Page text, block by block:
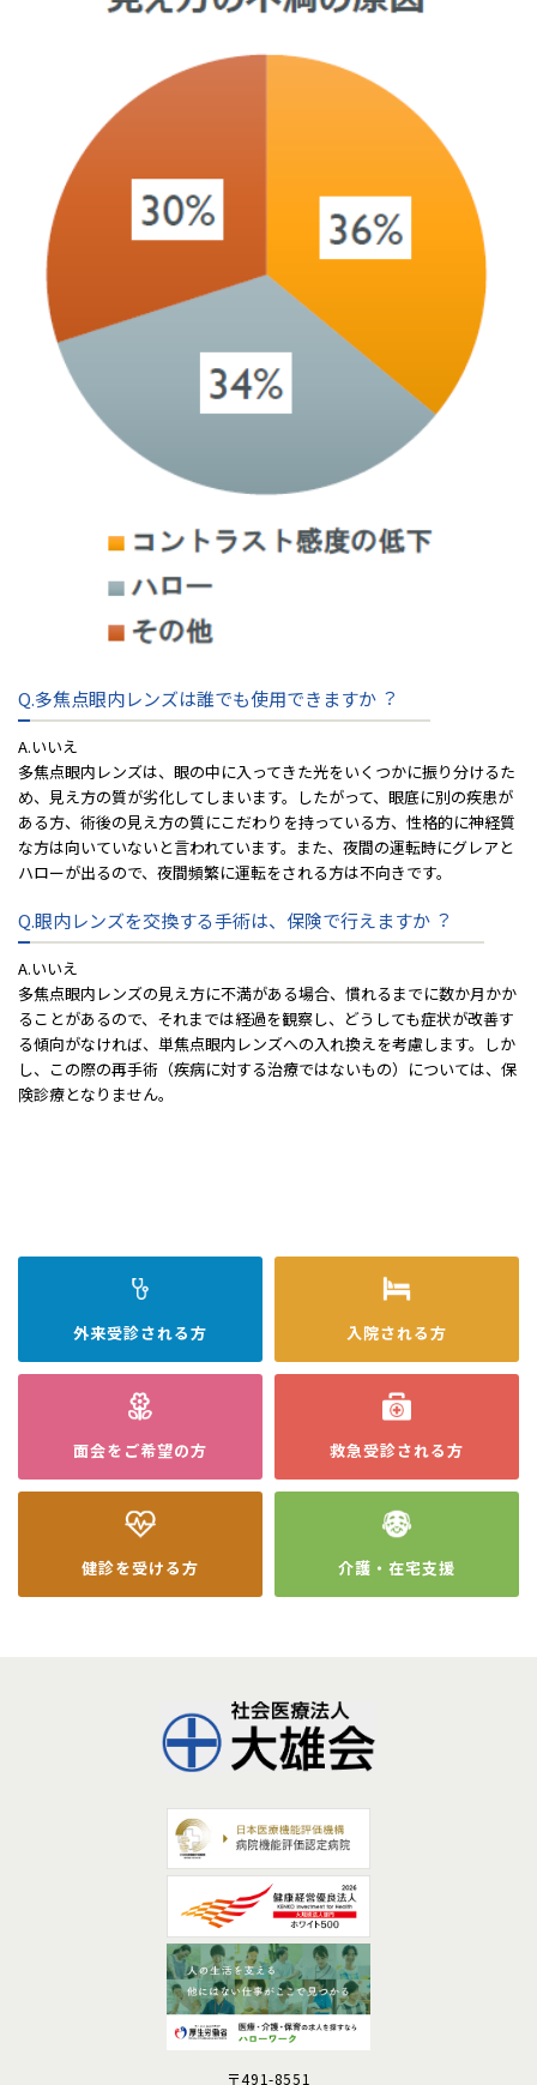
Q.多焦点眼内レンズは誰でも使⽤できますか︖
A.いいえ
多焦点眼内レンズは、眼の中に⼊ってきた光をいくつかに振り分けるた
め、⾒え⽅の質が劣化してしまいます。したがって、眼底に別の疾患が
ある⽅、術後の⾒え⽅の質にこだわりを持っている⽅、性格的に神経質
な⽅は向いていないと⾔われています。また、夜間の運転時にグレアと
ハローが出るので、夜間頻繁に運転をされる⽅は不向きです。
Q.眼内レンズを交換する⼿術は、保険で⾏えますか︖
A.いいえ
多焦点眼内レンズの⾒え⽅に不満がある場合、慣れるまでに数か⽉かか
ることがあるので、それまでは経過を観察し、どうしても症状が改善す
る傾向がなければ、単焦点眼内レンズへの⼊れ換えを考慮します。しか
し、この際の再⼿術（疾病に対する治療ではないもの）については、保
険診療となりません。
外来受診される方 入院される方
面会を ご希望の方 救急受診される方
健診を受ける方 介護・在宅支援
〒491-8551